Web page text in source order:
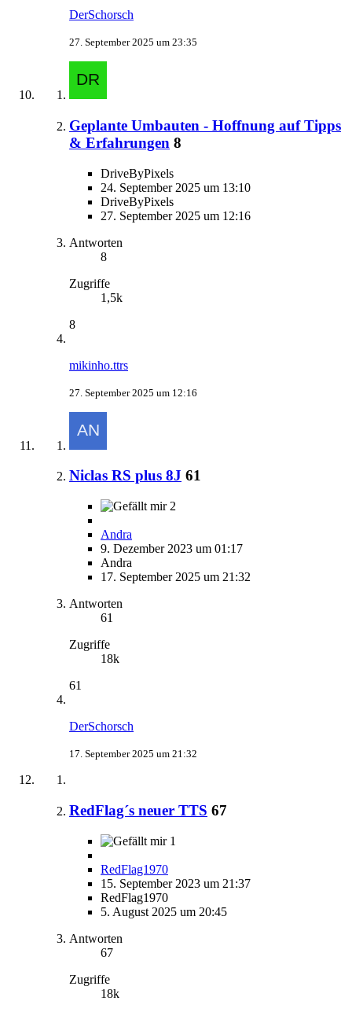
DerSchorsch
27. September 2025 um 23:35
Geplante Umbauten - Hoffnung auf Tipps
& Erfahrungen 8
DriveByPixels
24. September 2025 um 13:10
DriveByPixels
27. September 2025 um 12:16
Antworten
8
Zugriffe
1,5k
8
mikinho.ttrs
27. September 2025 um 12:16
Niclas RS plus 8J 61
2
Andra
9. Dezember 2023 um 01:17
Andra
17. September 2025 um 21:32
Antworten
61
Zugriffe
18k
61
DerSchorsch
17. September 2025 um 21:32
RedFlag´s neuer TTS 67
1
RedFlag1970
15. September 2023 um 21:37
RedFlag1970
5. August 2025 um 20:45
Antworten
67
Zugriffe
18k